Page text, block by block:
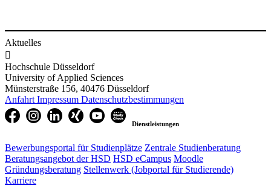
Aktuelles

Hochschule Düsseldorf
University of Applied Sciences
Münsterstraße 156, 40476 Düsseldorf
Anfahrt Impressum Datenschutzbestimmungen
Dienstleistungen
Bewerbungsportal für Studienplätze Zentrale Studienberatung
Beratungsangebot der HSD HSD eCampus Moodle
Gründungsberatung Stellenwerk (Jobportal für Studierende)
Karriere